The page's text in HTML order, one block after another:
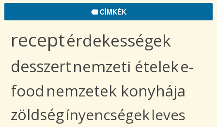
CÍMKÉK
receptérdekességek
desszertnemzeti ételeke-
food nemzetek konyhája
zöldségínyencségekleves